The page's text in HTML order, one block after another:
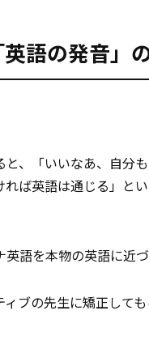
語の発音」
、「いいなあ、自分
れば英語は通じる」と
英語を本物の英語に近
ブの先生に矯正して